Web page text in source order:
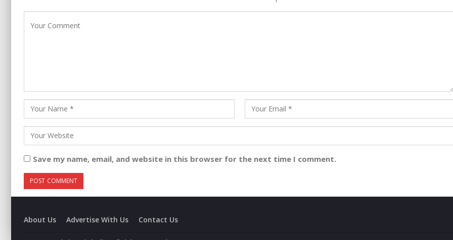
Save my name, email, and website in this browser for the next time I comment.
About Us Advertise With Us Contact Us